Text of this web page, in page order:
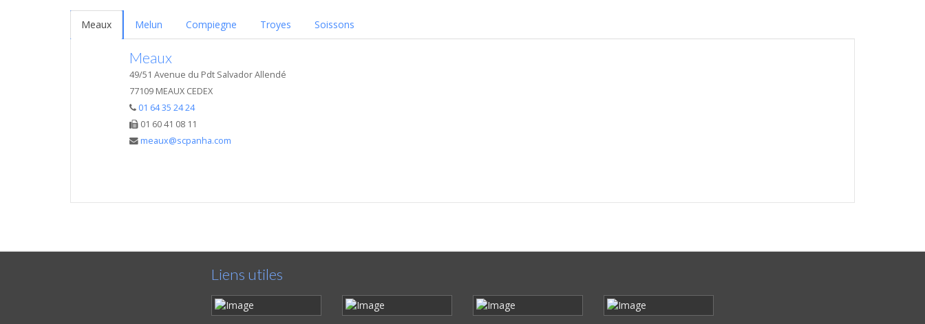
Meaux Melun Compiegne Troyes Soissons
Meaux
49/51 Avenue du Pdt Salvador Allendé
77109 MEAUX CEDEX
01 64 35 24 24
01 60 41 08 11
meaux@scpanha.com
Liens utiles